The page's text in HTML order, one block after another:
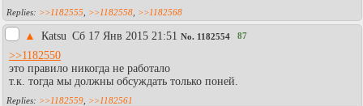
>>1182555 >>1182558 >>1182568
▲ Каtsu Сб 17 Янв 2015 21:51 No. 1182554 87
>>1182550
это правило никогда не работало
т.к. тогда мы должны обсуждать только поней.
>>1182559 >>1182561